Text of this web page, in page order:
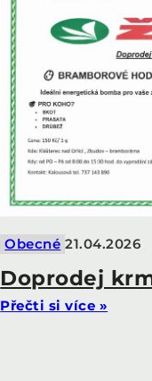
Obecné 21.04.2026
Doprodej
Přečti si více »